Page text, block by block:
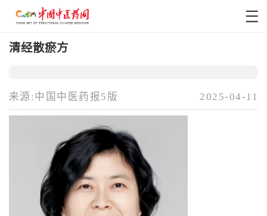
清经散瘀方
来源:中国中医药报5版 2025-04-11